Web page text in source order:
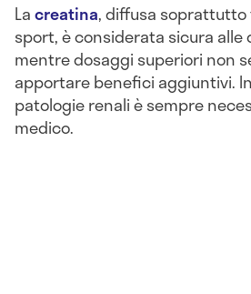
Lacreatina, diffusa
sport, è considerata sicura alle
mentre dosaggi superiori non
apportare benefici aggiuntivi.
patologie renali è sempre
medico.